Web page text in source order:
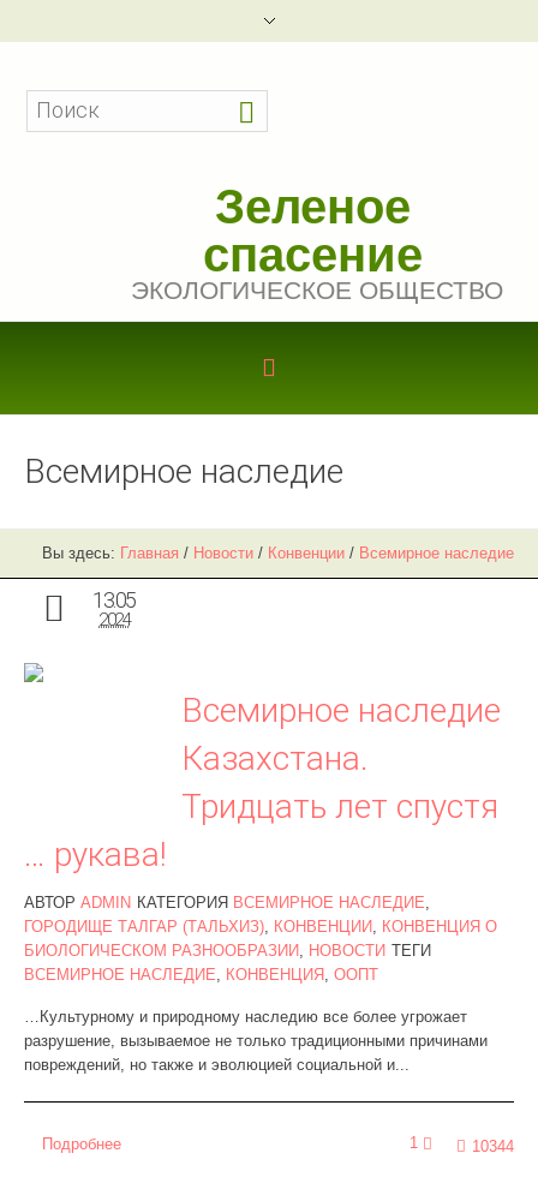
Зеленое
спасение
ЭКОЛОГИЧЕСКОЕ ОБЩЕСТВО
Всемирное наследие
Вы здесь: Главная / Новости / Конвенции / Всемирное наследие
13.05
2024
Всемирное наследие
Казахстана.
Тридцать лет спустя
… рукава!
АВТОР ADMIN КАТЕГОРИЯ ВСЕМИРНОЕ НАСЛЕДИЕ,
ГОРОДИЩЕ ТАЛГАР (ТАЛЬХИЗ), КОНВЕНЦИИ, КОНВЕНЦИЯ О
БИОЛОГИЧЕСКОМ РАЗНООБРАЗИИ, НОВОСТИ ТЕГИ
ВСЕМИРНОЕ НАСЛЕДИЕ, КОНВЕНЦИЯ , ООПТ
…Культурному и природному наследию все более угрожает
разрушение, вызываемое не только традиционными причинами
повреждений, но также и эволюцией социальной и...
1 10344
Подробнее